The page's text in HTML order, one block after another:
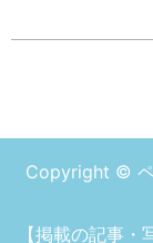
Copyright © ペ
【掲載の記事